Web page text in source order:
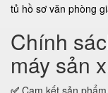
tủ hồ sơ văn phòng
Chính
máy sản
✅ Cam kết sản